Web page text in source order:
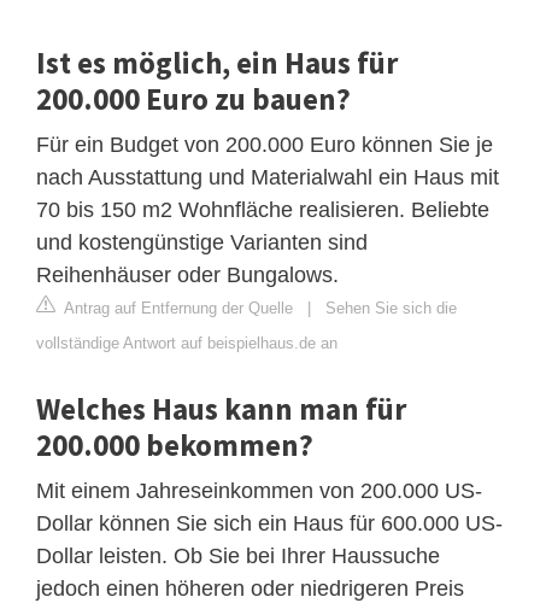
Ist es möglich, ein Haus für
200.000 Euro zu bauen?
Für ein Budget von 200.000 Euro können Sie je
nach Ausstattung und Materialwahl ein Haus mit
70 bis 150 m2 Wohnfläche realisieren. Beliebte
und kostengünstige Varianten sind
Reihenhäuser oder Bungalows.
Antrag auf Entfernung der Quelle
Sehen Sie sich die
vollständige Antwort auf beispielhaus.de an
Welches Haus kann man für
200.000 bekommen?
Mit einem Jahreseinkommen von 200.000 US-
Dollar können Sie sich ein Haus für 600.000 US-
Dollar leisten. Ob Sie bei Ihrer Haussuche
jedoch einen höheren oder niedrigeren Preis